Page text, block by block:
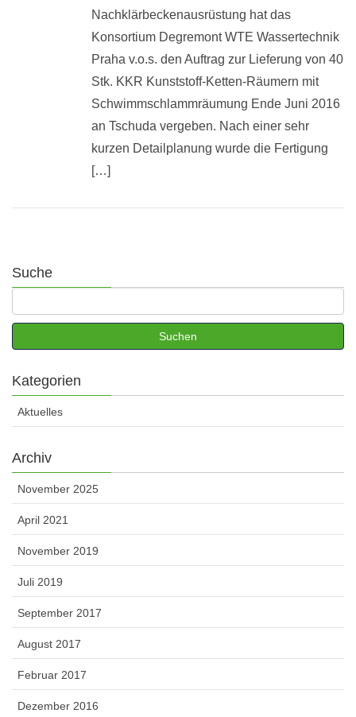
Nachklärbeckenausrüstung hat das
Konsortium Degremont WTE Wassertechnik
Praha v.o.s. den Auftrag zur Lieferung von 40
Stk. KKR Kunststoff-Ketten-Räumern mit
Schwimmschlammräumung Ende Juni 2016
an Tschuda vergeben. Nach einer sehr
kurzen Detailplanung wurde die Fertigung
[…]
Suche
Kategorien
Aktuelles
Archiv
November 2025
April 2021
November 2019
Juli 2019
September 2017
August 2017
Februar 2017
Dezember 2016